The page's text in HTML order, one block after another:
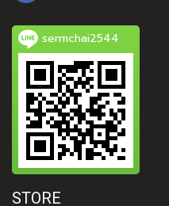
sermchai2544
STORE